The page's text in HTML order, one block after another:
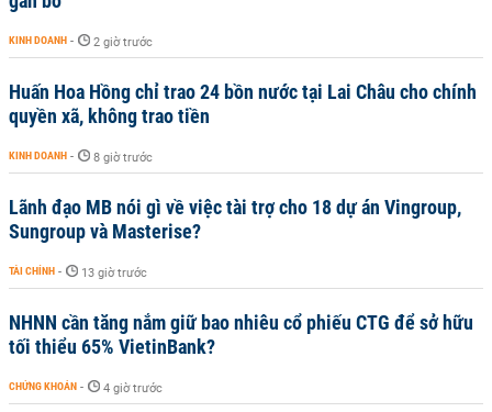
KINH DOANH - 2 giờ trước
Huấn Hoa Hồng chỉ trao 24 bồn nước tại Lai Châu cho chính
quyền xã, không trao tiền
KINH DOANH - 8 giờ trước
Lãnh đạo MB nói gì về việc tài trợ cho 18 dự án Vingroup,
Sungroup và Masterise?
TÀI CHÍNH - 13 giờ trước
NHNN cần tăng nắm giữ bao nhiêu cổ phiếu CTG để sở hữu
tối thiểu 65% VietinBank?
CHỨNG KHOÁN - 4 giờ trước